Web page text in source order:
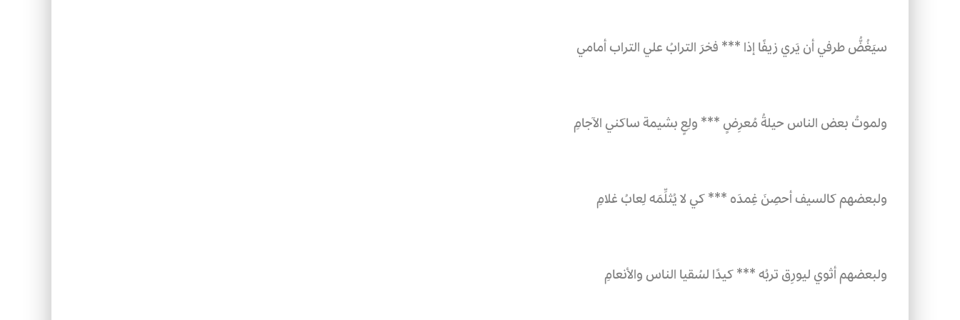
سيَغُضُّ طرفي أن يَري زيفًا إذا *** فخرَ الترابُ علي التراب أمامي
ولموتُ بعض الناس حيلةُ مُعرِضٍ *** ولِعٍ بشيمة ساكني الآجامِ
ولبعضهم كالسيف أحصِنَ غِمدَه *** كي لا يُثلِّمَه لِعابُ غلامِ
ولبعضهم أثوي ليورِق تربُه *** كيدًا لسُقيا الناس والأنعامِ